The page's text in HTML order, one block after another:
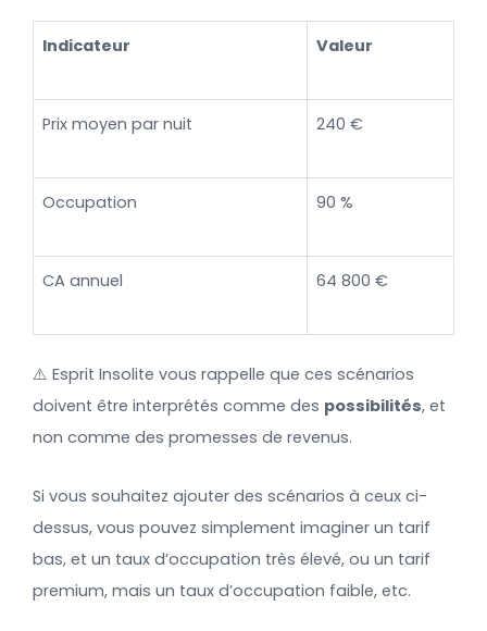
Indicateur Valeur
Prix moyen par nuit 240 €
Occupation 90 %
CA annuel 64 800 €
⚠️ Esprit Insolite vous rappelle que ces scénarios
doivent être interprétés comme des possibilités, et
non comme des promesses de revenus.
Si vous souhaitez ajouter des scénarios à ceux ci-
dessus, vous pouvez simplement imaginer un tarif
bas, et un taux d’occupation très élevé, ou un tarif
premium, mais un taux d’occupation faible, etc.